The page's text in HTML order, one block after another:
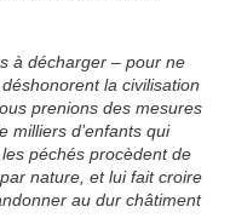
à décharger – pour ne
la civilisation
prenions des mesures
milliers d’enfants qui
péchés procèdent de
nature, et lui fait croire
au dur châtiment